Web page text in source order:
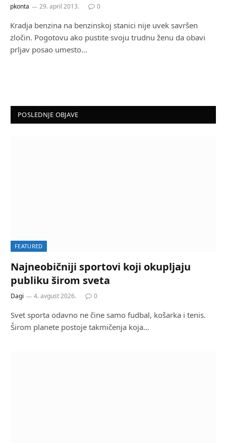
pkonta 29. april 2013. 0
Kradja benzina na benzinskoj stanici nije uvek savršen
zločin. Pogotovu ako pustite svoju trudnu ženu da obavi
prljav posao umesto…
POSLEDNJE OBJAVE
FEATURED
Najneobičniji sportovi koji okupljaju
publiku širom sveta
Dagi 4. avgust 2026. 0
Svet sporta odavno ne čine samo fudbal, košarka i tenis.
Širom planete postoje takmičenja koja…